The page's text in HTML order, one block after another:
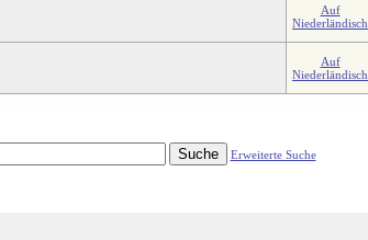
Auf
Niederländisch
Auf
Niederländisch
Erweiterte Suche